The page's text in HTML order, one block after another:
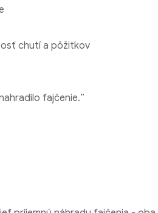
chutí a pôžitkov
fajčenie.”